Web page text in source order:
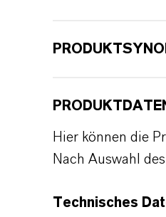
Hier können die
Nach Auswahl
Technisches